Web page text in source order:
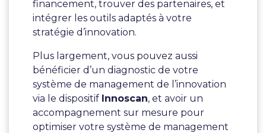
financement, trouver des partenaires, et
intégrer les outils adaptés à votre
stratégie d’innovation.
Plus largement, vous pouvez aussi
bénéficier d’un diagnostic de votre
système de management de l’innovation
via le dispositif Innoscan, et avoir un
accompagnement sur mesure pour
optimiser votre système de management